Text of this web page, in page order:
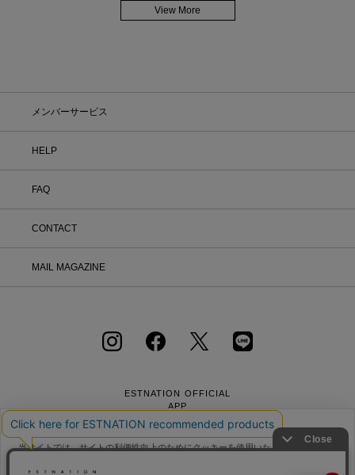
View More
メンバーサービス
HELP
FAQ
CONTACT
MAIL MAGAZINE
ESTNATION OFFICIAL
APP
当サイトでは、サイトの利便性向上のためにクッキーを使用いたします。ボタン
ーの使用に同意したことになります。クッキーを通じて収集する情報には「お客